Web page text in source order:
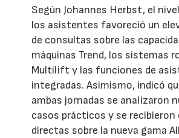
Según Johannes Herbst, el
los asistentes favoreció un
de consultas sobre las
máquinas Trend, los sistemas
Multilift y las funciones de
integradas. Asimismo, indicó
ambas jornadas se analizaron
casos prácticos y se
directas sobre la nueva gama